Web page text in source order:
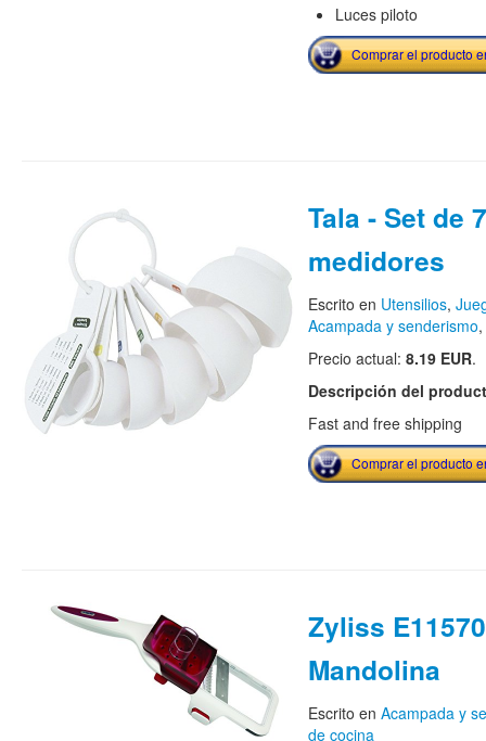
Luces piloto
Comprar el producto
Tala - Set de
medidores
Escrito en Utensilios,
Acampada y senderismo,
Precio actual: 8.19 EUR.
Descripción del
Fast and free shipping
Comprar el producto
Zyliss
Mandolina
Escrito en Acampada y
de cocina